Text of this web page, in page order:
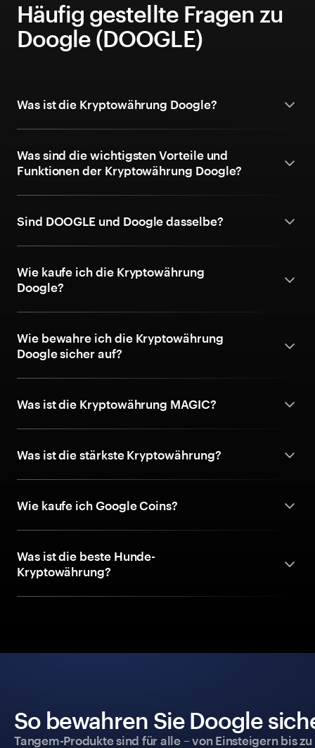
Häufig gestellte Fragen zu
Doogle (DOOGLE)
Was ist die Kryptowährung Doogle?
Was sind die wichtigsten Vorteile und
Funktionen der Kryptowährung Doogle?
Sind DOOGLE und Doogle dasselbe?
Wie kaufe ich die Kryptowährung
Doogle?
Wie bewahre ich die Kryptowährung
Doogle sicher auf?
Was ist die Kryptowährung MAGIC?
Was ist die stärkste Kryptowährung?
Wie kaufe ich Google Coins?
Was ist die beste Hunde-
Kryptowährung?
So bewahren Sie Doogle
Tangem-Produkte sind für alle – von Einsteigern bis